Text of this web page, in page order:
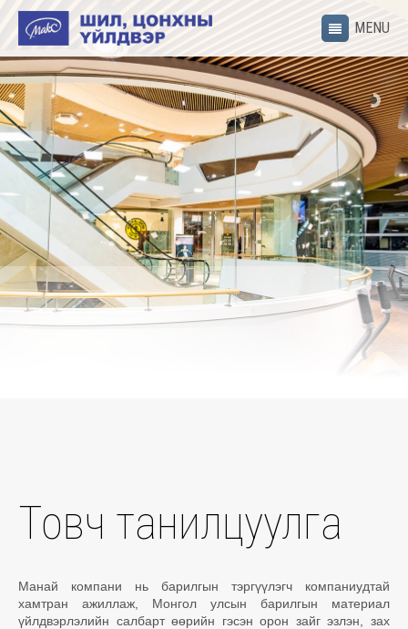
Товч танилцуулга
Манай компани нь барилгын тэргүүлэгч компаниудтай
хамтран ажиллаж, Монгол улсын барилгын материал
үйлдвэрлэлийн салбарт өөрийн гэсэн орон зайг эзлэн, зах